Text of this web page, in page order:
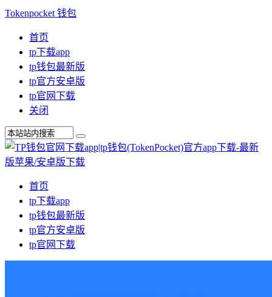
Tokenpocket 钱包
首页
tp下载app
tp钱包最新版
tp官方安卓版
tp官网下载
关闭
首页
tp下载app
tp钱包最新版
tp官方安卓版
tp官网下载